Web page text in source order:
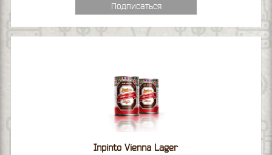
Подписаться
Inpinto Vienna Lager